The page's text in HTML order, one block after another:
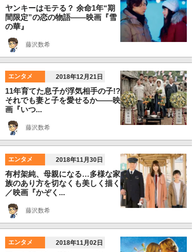
ヤンキーはモテる？ 余命1年“期
間限定”の恋の物語――映画『雪
の華』
藤沢数希
エンタメ 2018年12月21日
11年育てた息子が浮気相手の子!?
それでも妻と子を愛せるか――映
画『いつ...
藤沢数希
エンタメ 2018年11月30日
有村架純、母親になる…多様な家
族のあり方を切なくも美しく描く
／映画『かぞく...
藤沢数希
エンタメ 2018年11月02日